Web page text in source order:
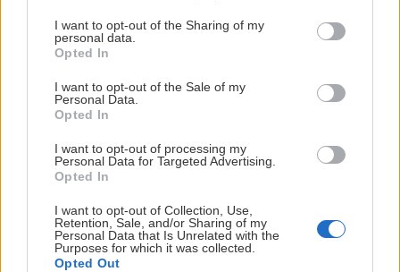
not limited to your visit or usage behaviour. You may click to
grant or deny consent to Google and its third-party tags to
use your data for below specified purposes in below Google
consent section.
I want to opt-out of the Sharing of my
personal data.
Opted In
I want to opt-out of the Sale of my
Personal Data.
Opted In
I want to opt-out of processing my
Personal Data for Targeted Advertising.
Opted In
I want to opt-out of Collection, Use,
Retention, Sale, and/or Sharing of my
Personal Data that Is Unrelated with the
Purposes for which it was collected.
Opted Out
Sportchef Kent Norberg ser satsningen som ett naturligt
steg för både Jeremy och föreningen.
Jeremy har under många år varit en ledare, både på isen
och i omklädningsrummet. Han står för de värderingar vi
vill att Timrå IK ska förknippas med. Att vi nu kan erbjuda
honom en fortsatt framtid i föreningen är positivt för alla
parter. Vi tar tillvara på viktig kompetens samtidigt som vi
även efter spelarkarriären.
Välkommen Jeremy!